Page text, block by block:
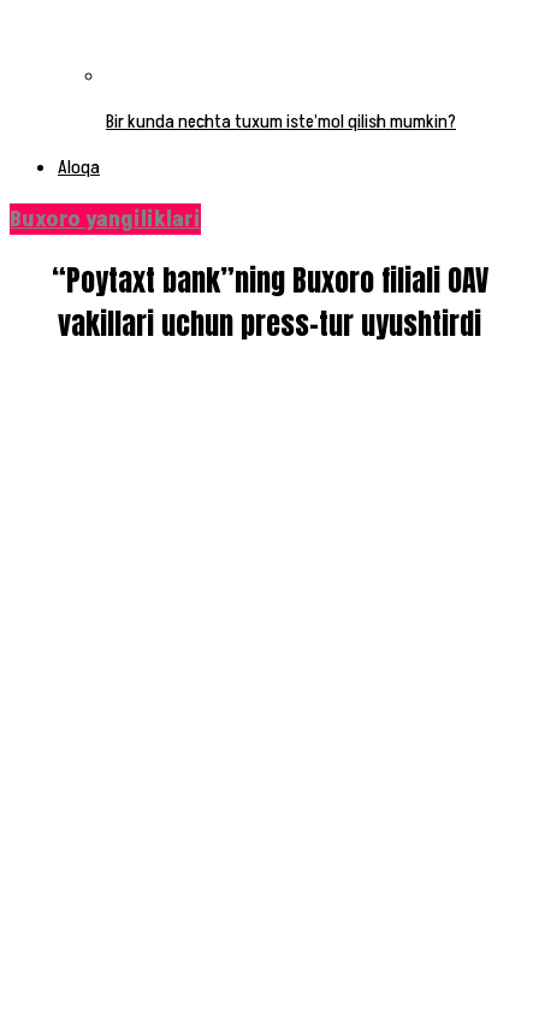
Bir kunda nechta tuxum iste’mol qilish mumkin?
Aloqa
Buxoro yangiliklari
“Poytaxt bank”ning Buxoro filiali OAV
vakillari uchun press-tur uyushtirdi